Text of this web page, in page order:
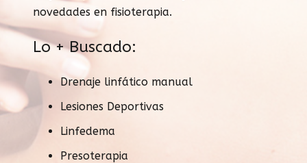
novedades en fisioterapia.
Lo + Buscado:
Drenaje linfático manual
Lesiones Deportivas
Linfedema
Presoterapia